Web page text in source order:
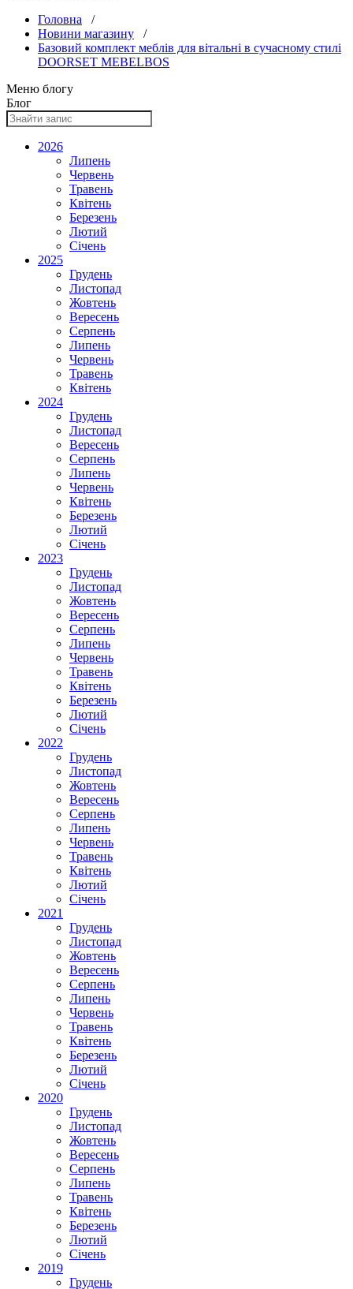
Головна /
Новини магазину /
Базовий комплект меблів для вітальні в сучасному стилі
DOORSET MEBELBOS
Меню блогу
Блог
2026
Липень
Червень
Травень
Квітень
Березень
Лютий
Січень
2025
Грудень
Листопад
Жовтень
Вересень
Серпень
Липень
Червень
Травень
Квітень
2024
Грудень
Листопад
Вересень
Серпень
Липень
Червень
Квітень
Березень
Лютий
Січень
2023
Грудень
Листопад
Жовтень
Вересень
Серпень
Липень
Червень
Травень
Квітень
Березень
Лютий
Січень
2022
Грудень
Листопад
Жовтень
Вересень
Серпень
Липень
Червень
Травень
Квітень
Лютий
Січень
2021
Грудень
Листопад
Жовтень
Вересень
Серпень
Липень
Червень
Травень
Квітень
Березень
Лютий
Січень
2020
Грудень
Листопад
Жовтень
Вересень
Серпень
Липень
Травень
Квітень
Березень
Лютий
Січень
2019
Грудень